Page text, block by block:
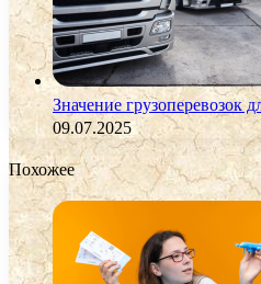
Значение грузоперевозок
09.07.2025
Похожее